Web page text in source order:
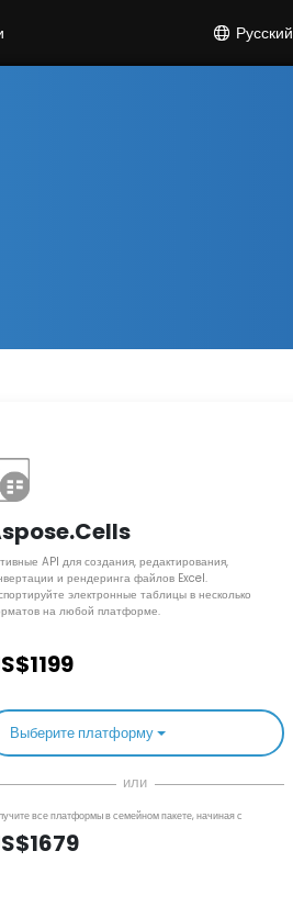
Русский
API для создания, редактирования,
и рендеринга файлов Excel.
электронные таблицы в несколько
на любой платформе.
Выберите платформу
или
все платформы в семейном пакете, начиная с